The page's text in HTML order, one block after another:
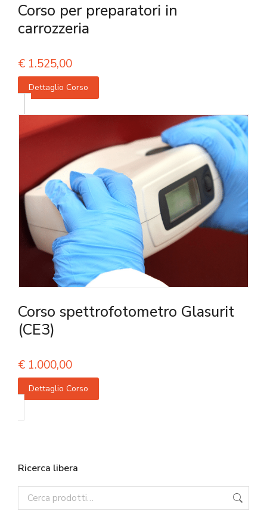
Corso per preparatori in
carrozzeria
€ 1.525,00
Dettaglio Corso
Corso spettrofotometro Glasurit
(CE3)
€ 1.000,00
Dettaglio Corso
Ricerca libera